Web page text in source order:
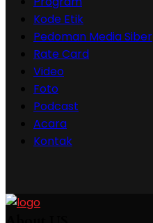
Kode Etik
Pedoman Media Siber
Rate Card
Video
Foto
Podcast
Acara
Kontak